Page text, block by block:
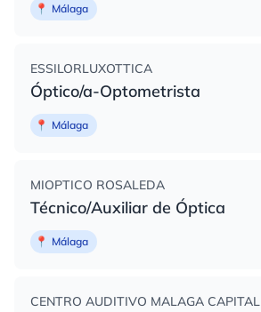
📍 Málaga
ESSILORLUXOTTICA
Óptico/a-Optometrista
📍 Málaga
MIOPTICO ROSALEDA
Técnico/Auxiliar de Óptica
📍 Málaga
CENTRO AUDITIVO MALAGA CAPITAL